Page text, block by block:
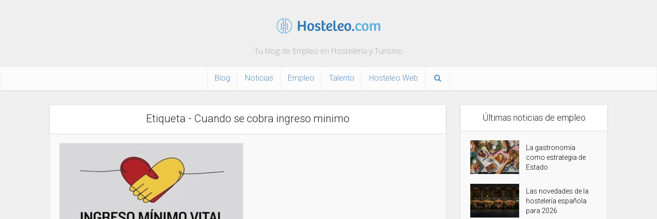
Tu blog de Empleo en Hostelería y Turismo
Blog Noticias Empleo Talento Hosteleo Web
Etiqueta - Cuando se cobra ingreso minimo Últimas noticias de empleo
La gastronomía
como estrategia de
Estado
Las novedades de la
hostelería española
para 2026